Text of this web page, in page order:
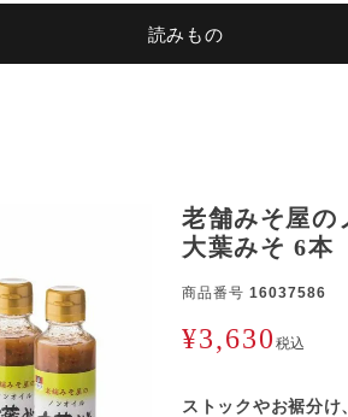
読みもの
老舗みそ屋の
大葉みそ 6本
商品番号 16037586
¥3,630 税込
ストックやお裾分